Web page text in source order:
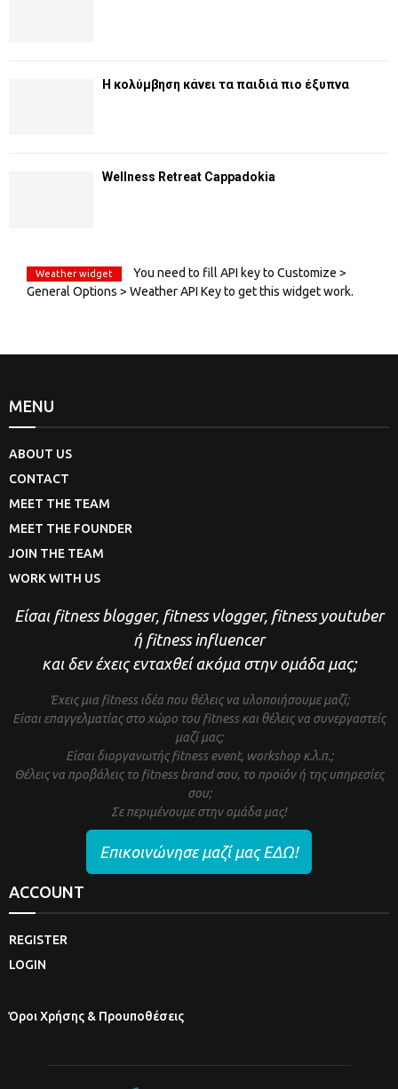
Η κολύμβηση κάνει τα παιδιά πιο έξυπνα
Wellness Retreat Cappadokia
Weather widget
You need to fill API key to Customize >
General Options > Weather API Key to get this widget work.
MENU
ABOUT US
CONTACT
MEET THE TEAM
MEET THE FOUNDER
JOIN THE TEAM
WORK WITH US
Είσαι fitness blogger, fitness vlogger, fitness youtuber
ή fitness influencer
και δεν έχεις ενταχθεί ακόμα στην ομάδα μας;
Έχεις μια fitness ιδέα που θέλεις να υλοποιήσουμε μαζί;
Είσαι επαγγελματίας στο χώρο του fitness και θέλεις να συνεργαστείς
μαζί μας;
Είσαι διοργανωτής fitness event, workshop κ.λ.π.;
Θέλεις να προβάλεις το fitness brand σου, το προϊόν ή της υπηρεσίες
σου;
Σε περιμένουμε στην ομάδα μας!
Επικοινώνησε μαζί μας ΕΔΩ!
ACCOUNT
REGISTER
LOGIN
Όροι Χρήσης & Προυποθέσεις